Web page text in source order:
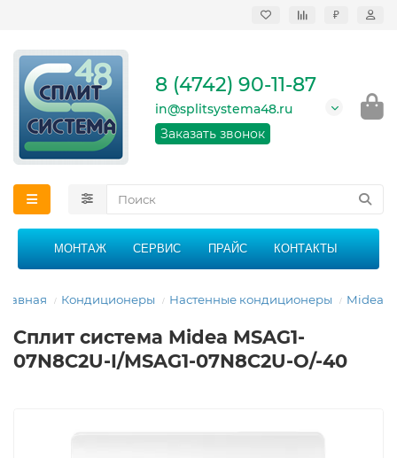
₽
кондиционеров в
области
График работы: 9:00 -
21:00 без перерыва и
8 (4742) 90-11-87
in@splitsystema48.ru
Заказать звонок
МОНТАЖ СЕРВИС ПРАЙС КОНТАКТЫ
Кондиционеры Настенные кондиционеры Midea
Сплит система Midea MSAG1-
07N8C2U-I/MSAG1-07N8C2U-O/-40